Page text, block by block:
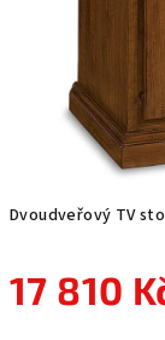
Dvoudveřový TV
17 810